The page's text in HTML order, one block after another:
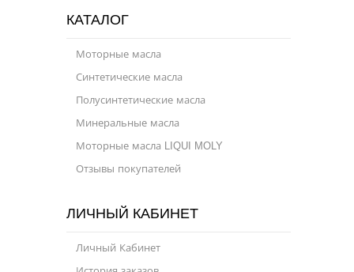
КАТАЛОГ
Моторные масла
Синтетические масла
Полусинтетические масла
Минеральные масла
Моторные масла LIQUI MOLY
Отзывы покупателей
ЛИЧНЫЙ КАБИНЕТ
Личный Кабинет